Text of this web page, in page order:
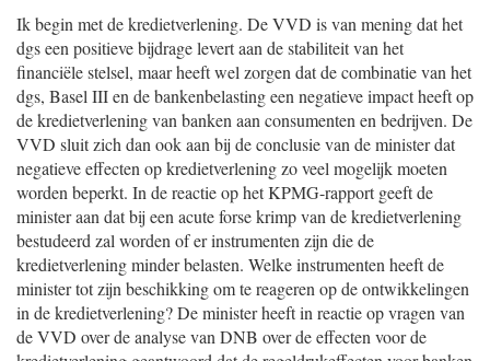
Ik begin met de kredietverlening. De VVD is van mening dat het
dgs een positieve bijdrage levert aan de stabiliteit van het
financiële stelsel, maar heeft wel zorgen dat de combinatie van het
dgs, Basel III en de bankenbelasting een negatieve impact heeft op
de kredietverlening van banken aan consumenten en bedrijven. De
VVD sluit zich dan ook aan bij de conclusie van de minister dat
negatieve effecten op kredietverlening zo veel mogelijk moeten
worden beperkt. In de reactie op het KPMG-rapport geeft de
minister aan dat bij een acute forse krimp van de kredietverlening
bestudeerd zal worden of er instrumenten zijn die de
kredietverlening minder belasten. Welke instrumenten heeft de
minister tot zijn beschikking om te reageren op de ontwikkelingen
in de kredietverlening? De minister heeft in reactie op vragen van
de VVD over de analyse van DNB over de effecten voor de